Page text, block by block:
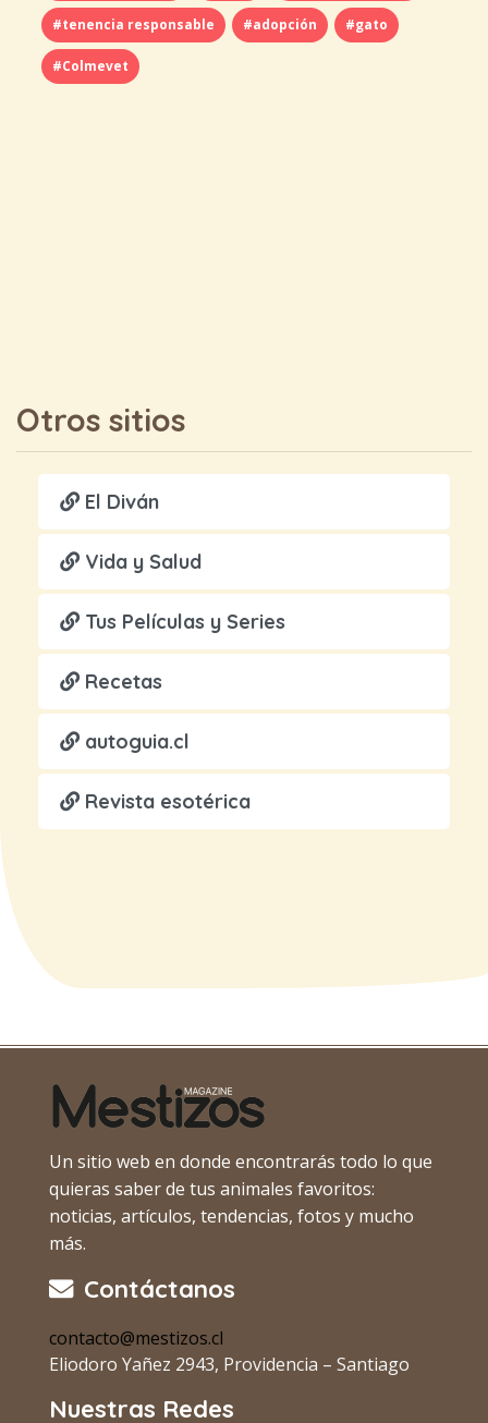
#tenencia responsable #adopción #gato
#Colmevet
Otros sitios
El Diván
Vida y Salud
Tus Películas y Series
Recetas
autoguia.cl
Revista esotérica
Un sitio web en donde encontrarás todo lo que
quieras saber de tus animales favoritos:
noticias, artículos, tendencias, fotos y mucho
más.
Contáctanos
contacto@mestizos.cl
Eliodoro Yañez 2943, Providencia – Santiago
Nuestras Redes